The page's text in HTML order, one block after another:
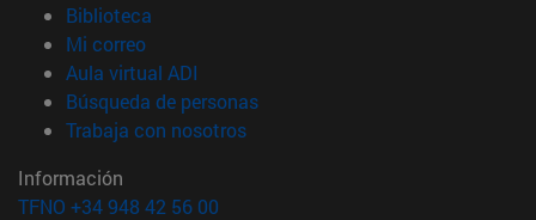
Biblioteca
Mi correo(abre en nueva ventana)
Aula virtual ADI
Búsqueda de personas(abre en nueva ventana)
Trabaja con nosotros(abre en nueva ventana)
Información
TFNO +34 948 42 56 00